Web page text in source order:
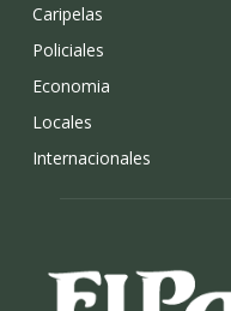
Caripelas
Policiales
Economia
Locales
Internacionales